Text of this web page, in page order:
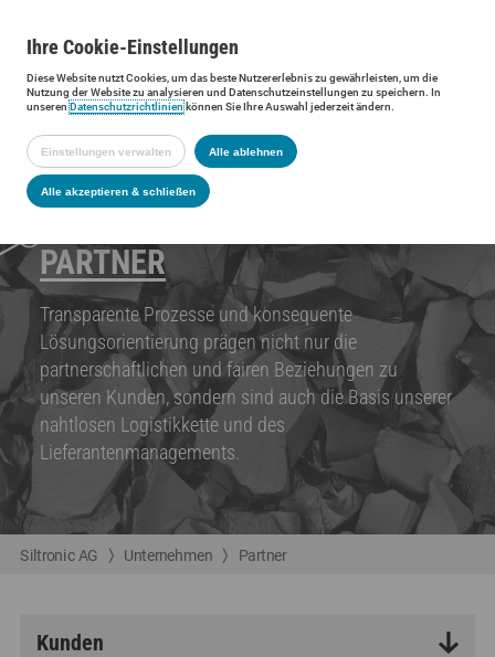
PARTNER
Transparente Prozesse und konsequente
Lösungsorientierung prägen nicht nur die
partnerschaftlichen und fairen Beziehungen zu
unseren Kunden, sondern sind auch die Basis unserer
nahtlosen Logistikkette und des
Lieferantenmanagements.
Siltronic AG Unternehmen Partner
Kunden
IhreCookie-Einstellungen
DieseWebsitenutzt Cookies, um das beste Nutzererlebnis zu gewährleisten, um die
Nutzung derWebsitezu analysieren und Datenschutzeinstellungen zu speichern. In
unserenDatenschutzrichtlinienkönnen Sie Ihre Auswahl jederzeit ändern.
Einstellungen verwalten Alle ablehnen
Alle akzeptieren & schließen